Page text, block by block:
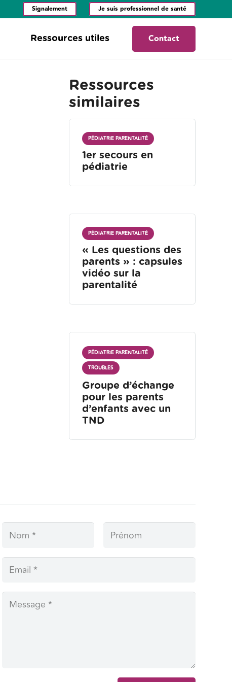
Signalement Je suis professionnel de santé
Ressources utiles Contact
Ressources
similaires
PÉDIATRIE PARENTALITÉ
1er secours en
pédiatrie
PÉDIATRIE PARENTALITÉ
« Les questions des
parents » : capsules
vidéo sur la
parentalité
PÉDIATRIE PARENTALITÉ
TROUBLES
Groupe d’échange
pour les parents
d’enfants avec un
TND